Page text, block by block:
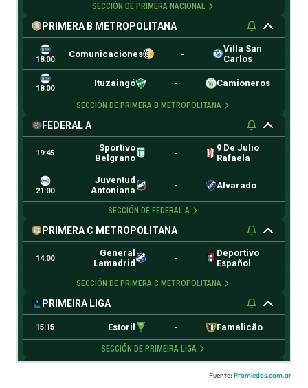
Fuente: Promiedos.com.ar